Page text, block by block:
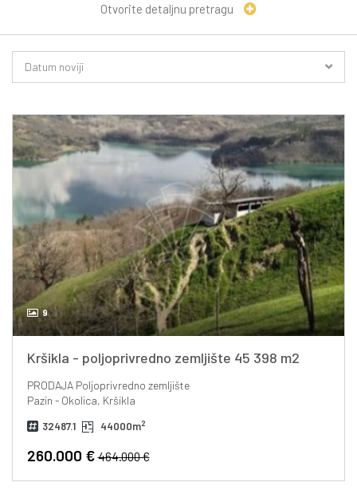
Otvorite detaljnu pretragu
Datum noviji
9
Kršikla - poljoprivredno zemljište 45 398 m2
PRODAJAPoljoprivredno zemljište
Pazin - Okolica, Kršikla
32487.1 44000m2
260.000 €464.000 €